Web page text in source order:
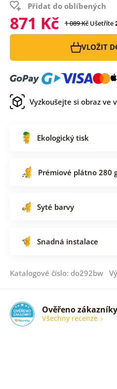
Přidat do oblíbených
871 Kč 1 089 Kč Ušetříte
VLOŽIT
Vyzkoušejte si obraz ve
Ekologický tisk
Prémiové plátno 280
Syté barvy
Snadná instalace
Katalogové číslo: do292bw
Ověřeno zákazníky
Všechny recenze